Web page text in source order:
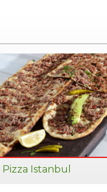
Pizza Istanbul